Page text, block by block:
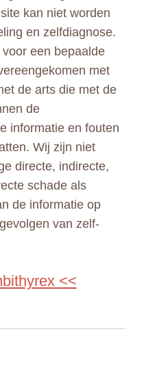
kan niet worden
en zelfdiagnose.
een bepaalde
met
de arts die met de
de
informatie en fouten
Wij zijn niet
directe, indirecte,
schade als
de informatie op
van zelf-
<<